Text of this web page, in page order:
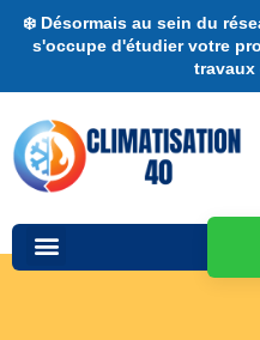
❄️ Désormais au sein du
s'occupe d'étudier votre
travaux